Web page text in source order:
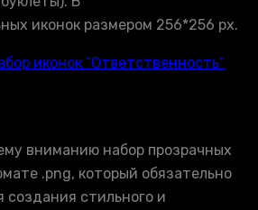
иконок размером 256*256 px.
иконок “Ответственность”
вниманию набор прозрачных
.png, который обязательно
создания стильного и